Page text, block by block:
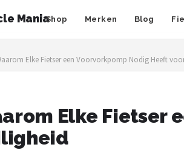
ManiaShop Merken Blog
Elke Fietser een Voorvorkpomp Nodig Heeft
Elke Fietser